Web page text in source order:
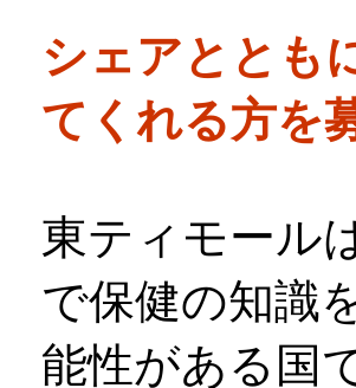
シェアととも
てくれる方を
東ティモール
で保健の知識
能性がある国